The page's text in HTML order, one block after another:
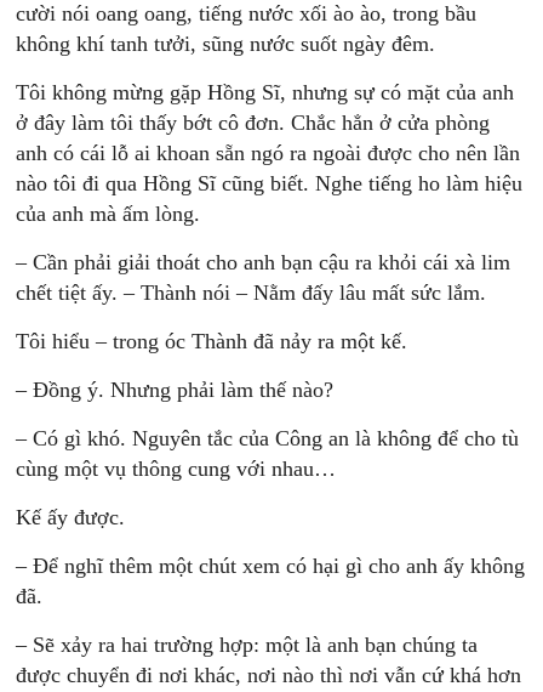
cười nói oang oang, tiếng nước xối ào ào, trong bầu
không khí tanh tưởi, sũng nước suốt ngày đêm.
Tôi không mừng gặp Hồng Sĩ, nhưng sự có mặt của anh
ở đây làm tôi thấy bớt cô đơn. Chắc hẳn ở cửa phòng
anh có cái lỗ ai khoan sẵn ngó ra ngoài được cho nên lần
nào tôi đi qua Hồng Sĩ cũng biết. Nghe tiếng ho làm hiệu
của anh mà ấm lòng.
– Cần phải giải thoát cho anh bạn cậu ra khỏi cái xà lim
chết tiệt ấy. – Thành nói – Nằm đấy lâu mất sức lắm.
Tôi hiểu – trong óc Thành đã nảy ra một kế.
– Ðồng ý. Nhưng phải làm thế nào?
– Có gì khó. Nguyên tắc của Công an là không để cho tù
cùng một vụ thông cung với nhau…
Kế ấy được.
– Ðể nghĩ thêm một chút xem có hại gì cho anh ấy không
đã.
– Sẽ xảy ra hai trường hợp: một là anh bạn chúng ta
được chuyển đi nơi khác, nơi nào thì nơi vẫn cứ khá hơn